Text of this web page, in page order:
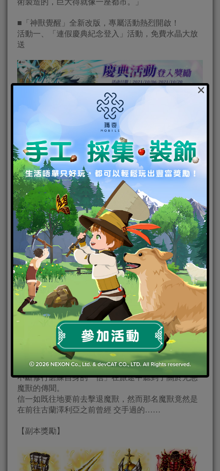
■「神獸覺醒」全新改版，專屬活動熱烈開啟！
活動一、「連假慶典紀念登入」活動，免費水晶大放
送
活動開啟時間： 10月6日維護後~ 10月20日
【活動內容】
慶祝「神獸覺醒」全新改版，慶典期間玩家每天登入
遊戲皆可領取免費水晶或培育素材，十天共計可以獲
得「免費水晶x3600」(12連抽)，感謝冒險者們的熱情
支持!
活動二、「天使與鬼王 第二章」副本開啟
活動開啟時間： 10月6日維護後~ 10月27日
【副本內容】
不斷修行磨練自身的「信」在旅途中聽到了關於兇惡
魔獸的傳聞。
信一如既往地要前去擊退魔獸，然而那名魔獸竟然是
在前往古蘭澤利亞之前曾經 交手過的……
【副本獎勵】
×